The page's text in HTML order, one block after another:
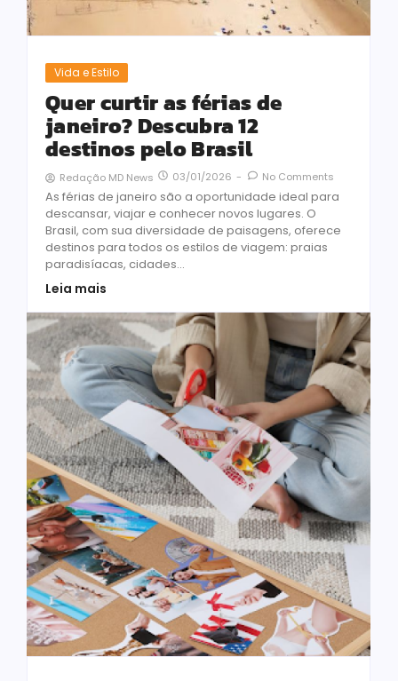
Vida e Estilo
Quer curtir as férias de
janeiro? Descubra 12
destinos pelo Brasil
Redação MD News 03/01/2026 - No Comments
As férias de janeiro são a oportunidade ideal para
descansar, viajar e conhecer novos lugares. O
Brasil, com sua diversidade de paisagens, oferece
destinos para todos os estilos de viagem: praias
paradisíacas, cidades...
Leia mais